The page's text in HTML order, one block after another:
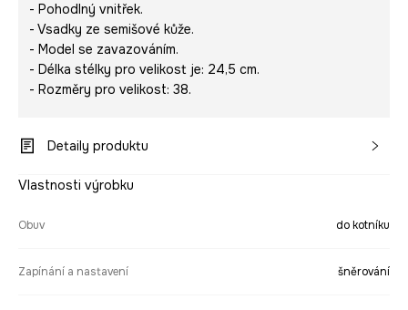
- Pohodlný vnitřek.
- Vsadky ze semišové kůže.
- Model se zavazováním.
- Délka stélky pro velikost je: 24,5 cm.
- Rozměry pro velikost: 38.
Detaily produktu
Vlastnosti výrobku
Obuv do kotníku
Zapínání a nastavení šněrování